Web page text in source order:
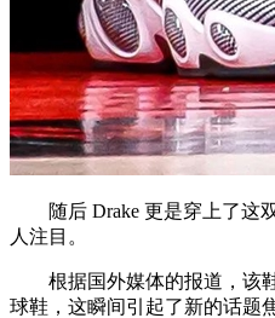
随后 Drake 更是穿上了这双
人注目。
根据国外媒体的报道，该鞋
球鞋，这瞬间引起了新的话题